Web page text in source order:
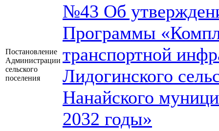
Постановление
Администрации
сельского
поселения
№43 Об
Программы
транспортной
Лидогинского
Нанайского
2032 годы»